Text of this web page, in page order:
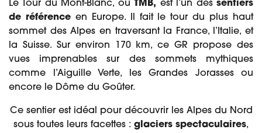
Le Tour du Mont-Blanc, ouTMB, est l’un dessentiers
de référenceen Europe. Il fait le tour du plus haut
sommet des Alpes en traversant la France, l’Italie, et
la Suisse. Sur environ 170 km, ce GR propose des
vues imprenables sur des sommets mythiques
comme l’Aiguille Verte, les Grandes Jorasses ou
encore le Dôme du Goûter.
Ce sentier est idéal pour découvrir les Alpes du Nord
sous toutes leurs facettes : glaciers spectaculaires,